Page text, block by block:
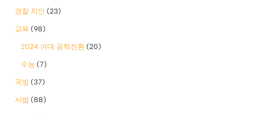
경찰 치안 (23)
교육 (98)
2024 여대 공학전환 (20)
수능 (7)
국방 (37)
사법 (88)